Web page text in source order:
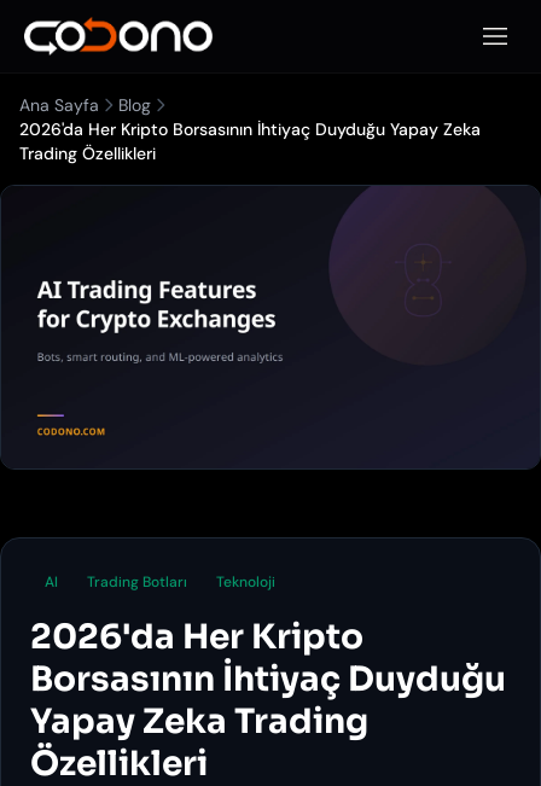
Mobil
Ana Sayfa
Blog
2026'da Her Kripto Borsasının İhtiyaç Duyduğu Yapay Zeka
Trading Özellikleri
AI Trading Botları Teknoloji
2026'da Her Kripto
Borsasının İhtiyaç Duyduğu
Yapay Zeka Trading
Özellikleri